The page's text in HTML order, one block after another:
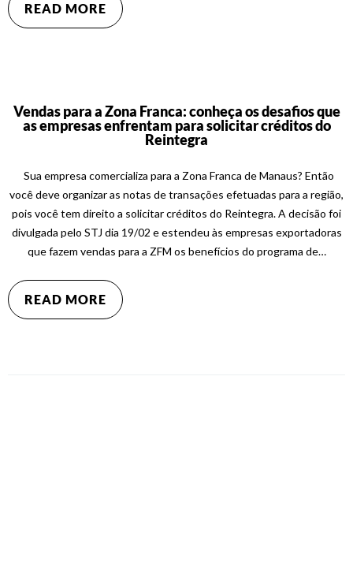
READ MORE
Vendas para a Zona Franca: conheça os desafios que
as empresas enfrentam para solicitar créditos do
Reintegra
Sua empresa comercializa para a Zona Franca de Manaus? Então
você deve organizar as notas de transações efetuadas para a região,
pois você tem direito a solicitar créditos do Reintegra. A decisão foi
divulgada pelo STJ dia 19/02 e estendeu às empresas exportadoras
que fazem vendas para a ZFM os benefícios do programa de…
READ MORE